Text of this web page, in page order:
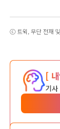
ⓒ 트윅, 무단 전재
[
기